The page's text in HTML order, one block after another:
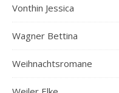
Vonthin Jessica
Wagner Bettina
Weihnachtsromane